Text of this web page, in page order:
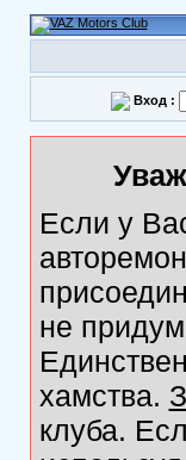
Вход :
Если у
не
хамства.
клуба.